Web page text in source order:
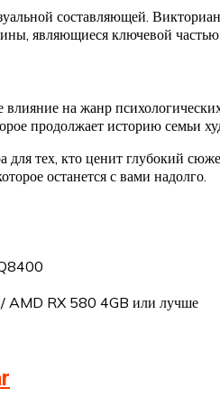
составляющей.
являющиеся ключевой частью
на жанр
продолжает историю семьи
тех, кто ценит глубокий
останется с вами надолго.
AMD RX 580 4GB или лучше